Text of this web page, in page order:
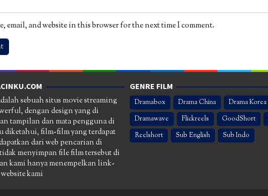
email, and website in this browser for the next time I comment.
sebuah situs movie streaming
dengan design yang di
tampilan dan mata pengguna di
diketahui, film-film yang terdapat
dari web pencarian di
menyimpan file film tersebut di
kami hanya menempelkan link-
kami
GENRE FILM
Dramabox Drama China
Drama Korea
Dramawave
Flickreels GoodShort
Reelshort
Sub English Sub Indo